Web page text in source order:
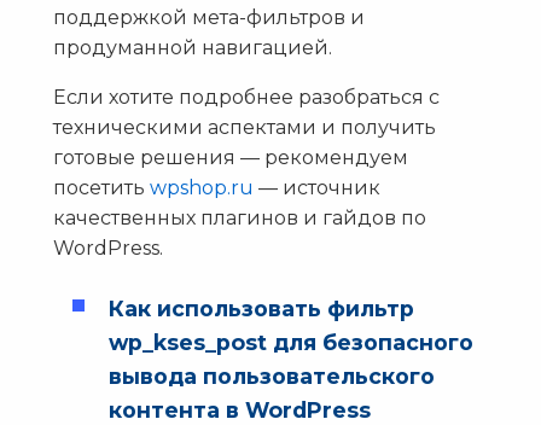
поддержкой мета-фильтров и
продуманной навигацией.
Если хотите подробнее разобраться с
техническими аспектами и получить
готовые решения — рекомендуем
посетить wpshop.ru — источник
качественных плагинов и гайдов по
WordPress.
Как использовать фильтр
wp_kses_post для безопасного
вывода пользовательского
контента в WordPress